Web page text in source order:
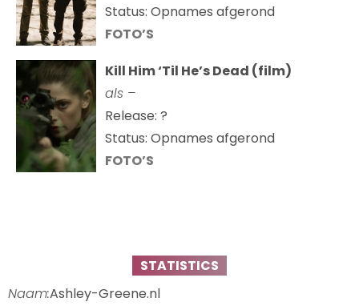
Status: Opnames afgerond
FOTO’S
Kill Him ‘Til He’s Dead (film)
als –
Release: ?
Status: Opnames afgerond
FOTO’S
STATISTICS
Naam:Ashley-Greene.nl